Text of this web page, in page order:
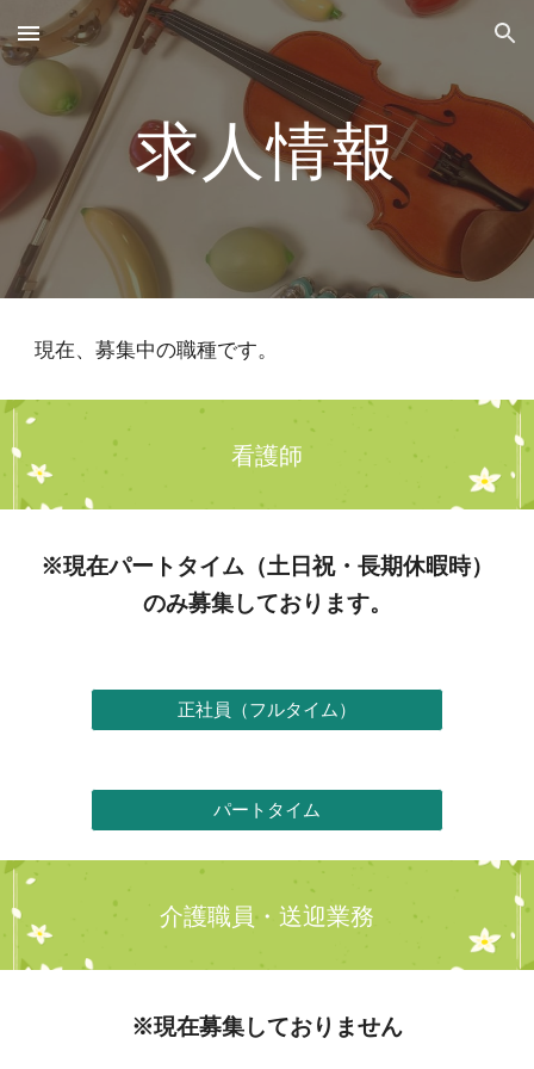
Skip to main content Skip to navigation
求人情報
現在、募集中の職種です。
看護師
※現在パートタイム （土日祝・長期休暇時）
のみ募集しております。
正社員（フルタイム）
パートタイム
介護職員・送迎業務
※現在募集しておりません